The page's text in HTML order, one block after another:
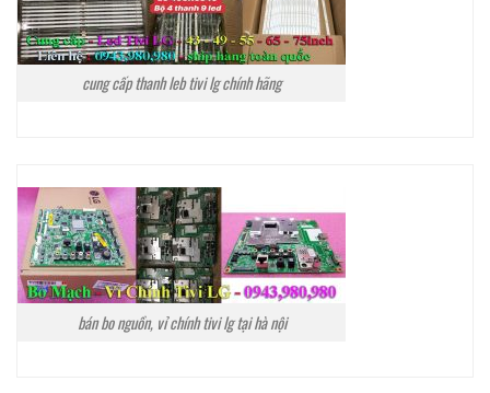
cung cấp thanh leb tivi lg chính hãng
bán bo nguồn, vỉ chính tivi lg tại hà nội